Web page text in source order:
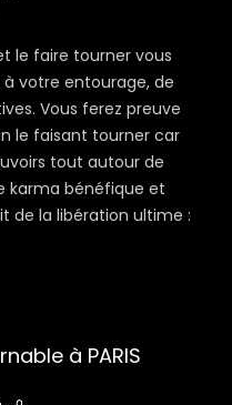
le faire tourner vous
votre entourage, de
Vous ferez preuve
le faisant tourner car
tout autour de
karma bénéfique et
de la libération ultime :
à PARIS